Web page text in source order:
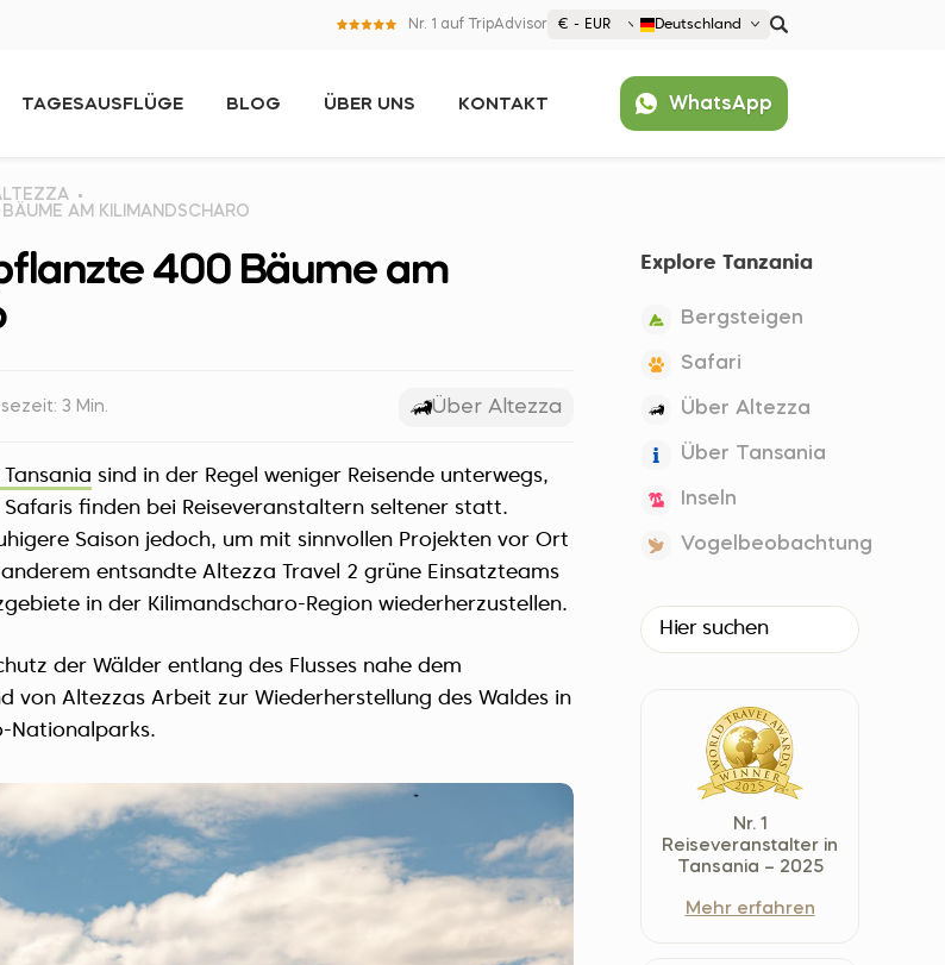
Nr. 1 auf TripAdvisor € - EUR Deutschland
Deutschland (Deutsch)
United States (English)
Japan (Japanese)
Europe
France (Français)
Deutschland (Deutsch)
North Macedonia (Македонски)
Norway (Norsk)
Poland (Polski)
Россия (Русский)
TAGESAUSFLÜGE BLOG ÜBER UNS KONTAKT WhatsApp
AM KILIMANDSCHARO
400 Bäume am
3 Min. Über Altezza
sind in der Regel weniger Reisende unterwegs,
finden bei Reiseveranstaltern seltener statt.
Saison jedoch, um mit sinnvollen Projekten vor Ort
entsandte Altezza Travel 2 grüne Einsatzteams
in der Kilimandscharo-Region wiederherzustellen.
der Wälder entlang des Flusses nahe dem
von Altezzas Arbeit zur Wiederherstellung des Waldes in
Nationalparks.
Explore Tanzania
Bergsteigen
Safari
Über Altezza
Über Tansania
Inseln
Vogelbeobachtung
Nr. 1
Reiseveranstalter in
Tansania – 2025
Mehr erfahren